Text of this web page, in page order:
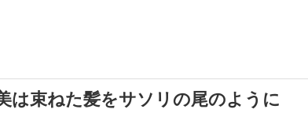
束ねた髪をサソリの尾のように